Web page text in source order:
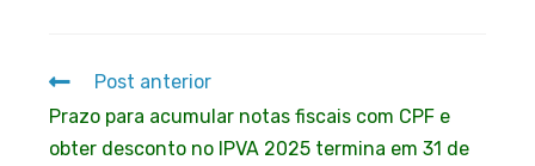
Post anterior
Prazo para acumular notas fiscais com CPF e
obter desconto no IPVA 2025 termina em 31 de